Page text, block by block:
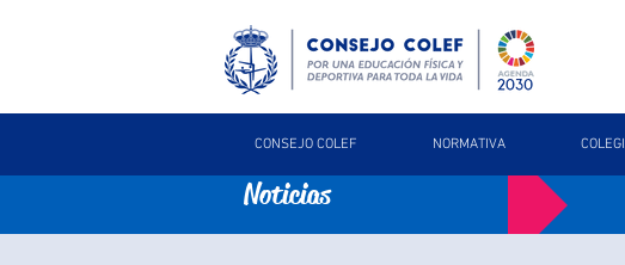
CONSEJO COLEF NORMATIVA
Noticias